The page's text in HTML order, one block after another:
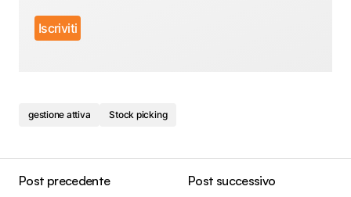
gestione attiva Stock picking
Post precedente
Post successivo